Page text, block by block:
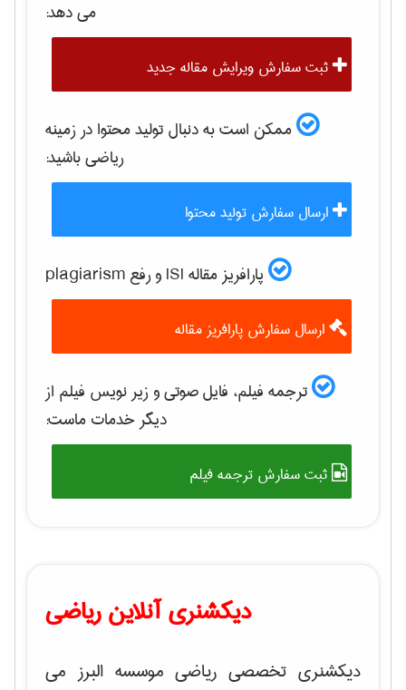
می دهد:
ثبت سفارش ویرایش مقاله جدید
ممکن است به دنبال تولید محتوا در زمینه
رياضیباشید:
ارسال سفارش تولید محتوا
پارافریز مقاله ISI و رفع plagiarism
ارسال سفارش پارافریز مقاله
ترجمه فیلم، فایل صوتی و زیر نویس فیلم از
دیگر خدمات ماست:
ثبت سفارش ترجمه فیلم
دیکشنری آنلاین ریاضی
دیکشنری تخصصی ریاضی موسسه البرز می